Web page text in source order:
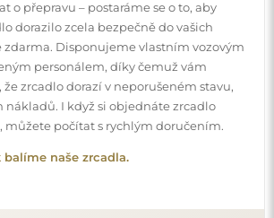
a dodání zrcadel, zatímco montáž je
ke specifičnosti každého prostoru
montážní příslušenství. To vám
stěnám a potřebám.